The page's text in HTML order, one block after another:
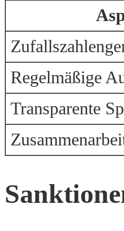
Regelmäßige
Transparente